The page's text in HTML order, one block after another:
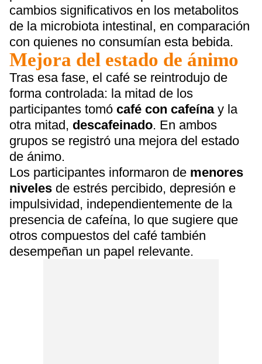
cambios significativos en los metabolitos
de la microbiota intestinal, en comparación
con quienes no consumían esta bebida.
Mejora del estado de ánimo
Tras esa fase, el café se reintrodujo de
forma controlada: la mitad de los
participantes tomó café con cafeínay la
otra mitad, descafeinado. En ambos
grupos se registró una mejora del estado
de ánimo.
Los participantes informaron de menores
niveles de estrés percibido, depresión e
impulsividad, independientemente de la
presencia de cafeína, lo que sugiere que
otros compuestos del café también
desempeñan un papel relevante.